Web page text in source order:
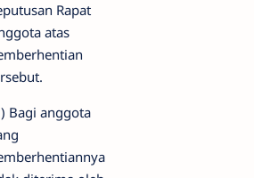
Rapat
atas
Bagi anggota